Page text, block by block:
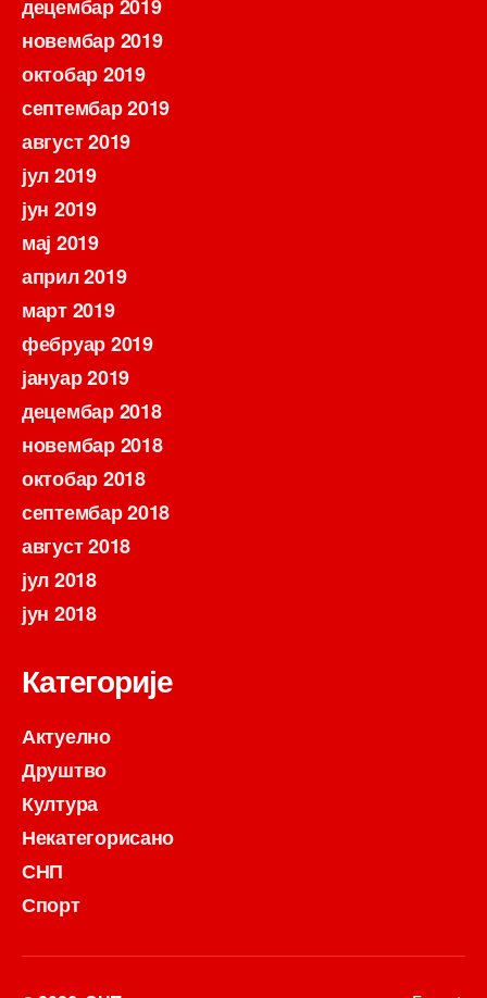
децембар 2019
новембар 2019
октобар 2019
септембар 2019
август 2019
јул 2019
јун 2019
мај 2019
април 2019
март 2019
фебруар 2019
јануар 2019
децембар 2018
новембар 2018
октобар 2018
септембар 2018
август 2018
јул 2018
јун 2018
Категорије
Актуелно
Друштво
Култура
Некатегорисано
СНП
Спорт